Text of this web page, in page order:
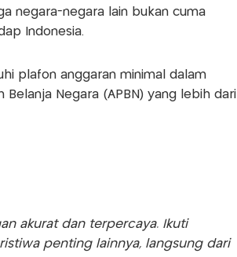
negara-negara lain bukan cuma
Indonesia.
plafon anggaran minimal dalam
Negara (APBN) yang lebih dari
akurat dan terpercaya. Ikuti
penting lainnya, langsung dari